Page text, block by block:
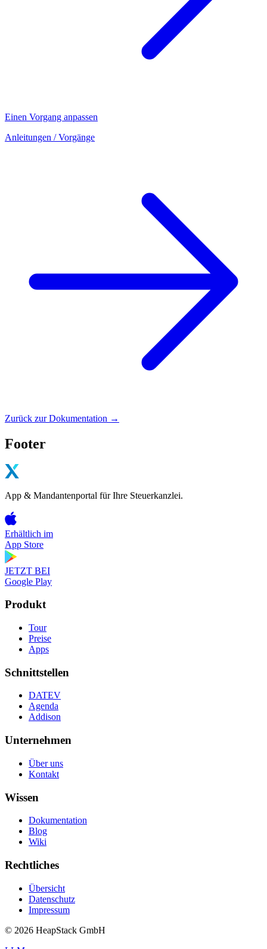
Einen Vorgang anpassen
Anleitungen / Vorgänge
Zurück zur Dokumentation →
Footer
App & Mandantenportal für Ihre Steuerkanzlei.
Erhältlich im
App Store
JETZT BEI
Google Play
Produkt
Tour
Preise
Apps
Schnittstellen
DATEV
Agenda
Addison
Unternehmen
Über uns
Kontakt
Wissen
Dokumentation
Blog
Wiki
Rechtliches
Übersicht
Datenschutz
Impressum
© 2026 HeapStack GmbH